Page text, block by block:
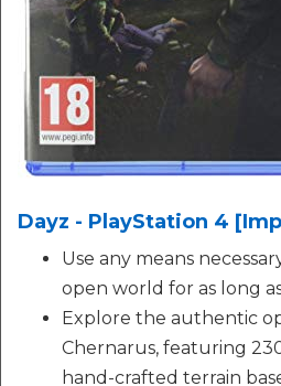
Dayz - PlayStation 4
Use any means
open world for as long
Explore the authentic
Chernarus, featuring
hand-crafted terrain